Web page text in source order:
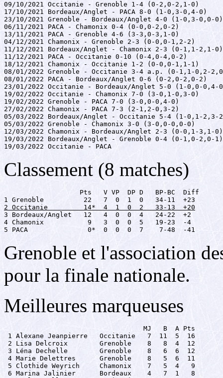
09/10/2021 Occitanie - Grenoble 1-4 (0-2,0-2,1-0)
17/10/2021 Bordeaux/Anglet - PACA 8-0 (1-0,3-0,4-0)
23/10/2021 Grenoble - Bordeaux/Anglet 4-0 (1-0,3-0,0-0)
06/11/2021 PACA - Chamonix 0-4 (0-0,0-2,0-2)
13/11/2021 PACA - Grenoble 4-6 (3-3,0-3,1-0)
04/12/2021 Chamonix - Grenoble 2-3 (0-0,0-1,2-2)
11/12/2021 Bordeaux/Anglet - Chamonix 2-3 (0-1,1-2,1-0)
11/12/2021 PACA - Occitanie 0-10 (0-4,0-4,0-2)
18/12/2021 Chamonix - Occitanie 1-2 (0-0,0-1,1-1)
08/01/2022 Grenoble - Occitanie 3-4 a.p. (0-1,1-0,2-
08/01/2022 PACA - Bordeaux/Anglet 0-6 (0-2,0-2,0-2)
23/01/2022 Occitanie - Bordeaux/Anglet 5-0 (1-0,0-0,4-
19/02/2022 Occitanie - Chamonix 7-0 (3-0,1-0,3-0)
19/02/2022 Grenoble - PACA 7-0 (3-0,0-0,4-0)
27/02/2022 Chamonix - PACA 7-3 (2-1,2-0,3-2)
05/03/2022 Bordeaux/Anglet - Occitanie 5-4 (1-0,1-2,3-
05/03/2022 Grenoble - Chamonix 3-0 (3-0,0-0,0-0)
12/03/2022 Chamonix - Bordeaux/Anglet 2-3 (0-0,1-3,1-0)
19/03/2022 Bordeaux/Anglet - Grenoble 0-4 (0-1,0-2,0-1)
19/03/2022 Occitanie - PACA
Classement (8 matches)
                   Pts   V VP  DP D   BP-BC  Diff
2 Occitanie         14*  4  1  0  2   33-13  +20
3 Bordeaux/Anglet   12   4  0  0  4   24-22  +2
4 Chamonix           9   3  0  0  5   19-23  -4
5 PACA               0*  0  0  0  7    7-48  -41
Grenoble et l'association
pour la finale nationale.
Meilleures marqueuses
                                   MJ   B  A Pts
1 Alexane Jeanpierre   Occitanie   7  11  5  16
2 Lisa Delcroix        Grenoble    8   8  4  12
3 Léna Dechelle        Grenoble    8   6  6  12
4 Marie Delettres      Grenoble    8   5  6  11
5 Clothide Weyrich     Chamonix    7   5  4   9
6 Marina Jalinier      Bordeaux    4   7  1   8